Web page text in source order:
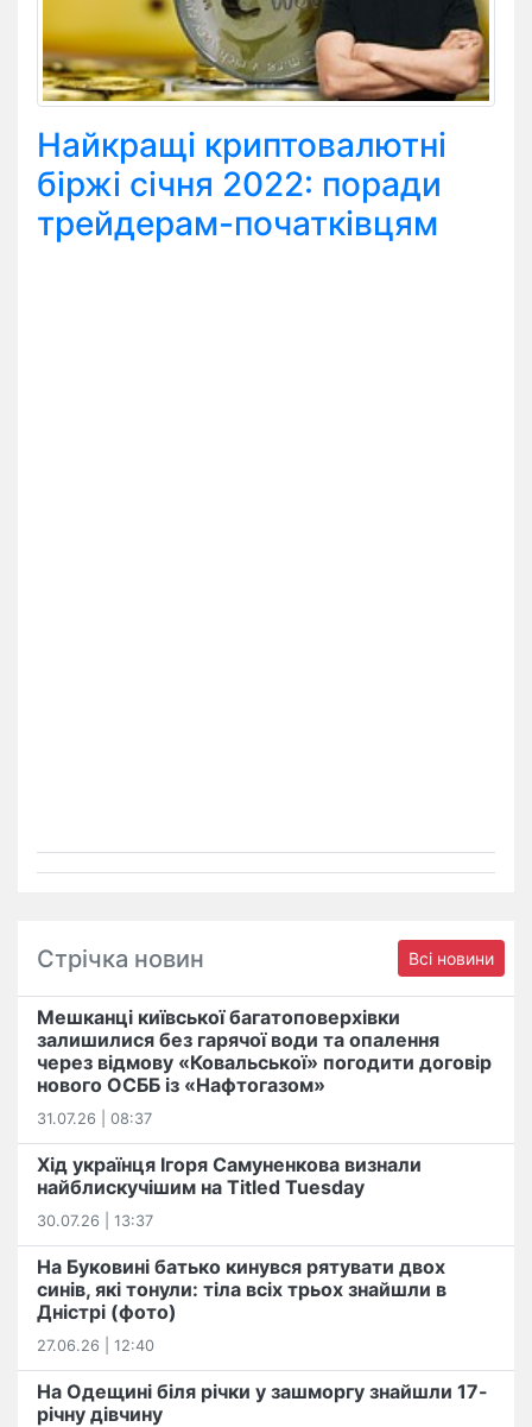
Найкращі криптовалютні
біржі січня 2022: поради
трейдерам-початківцям
Стрічка новин Всі новини
Мешканці київської багатоповерхівки
залишилися без гарячої води та опалення
через відмову «Ковальської» погодити договір
нового ОСББ із «Нафтогазом»
31.07.26 | 08:37
Хід українця Ігоря Самуненкова визнали
найблискучішим на Titled Tuesday
30.07.26 | 13:37
На Буковині батько кинувся рятувати двох
синів, які тонули: тіла всіх трьох знайшли в
Дністрі (фото)
27.06.26 | 12:40
На Одещині біля річки у зашморгу знайшли 17-
річну дівчину